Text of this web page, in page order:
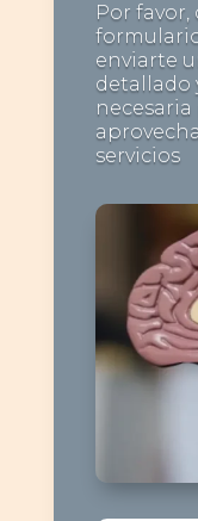
Por
enviarte
detallado
servicios